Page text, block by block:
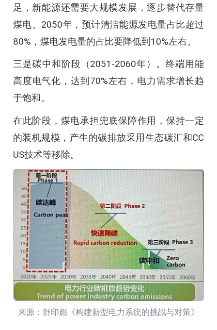
足，新能源还需要大规模发展，逐步替代存量
煤电。2050年，预计清洁能源发电量占比超过
80%，煤电发电量的占比要降低到10%左右。
三是碳中和阶段（2051-2060年）。终端用能
高度电气化，达到70%左右，电力需求增长趋
于饱和。
在此阶段，煤电承担兜底保障作用，保持一定
的装机规模，产生的碳排放采用生态碳汇和CC
US技术等移除。
来源：舒印彪《构建新型电力系统的挑战与对策》